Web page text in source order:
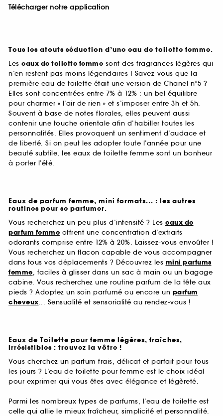
Télécharger notre application
Tous les atouts séduction d’une eau de toilette femme.
Les eaux de toilette femme sont des fragrances légères qui
n’en restent pas moins légendaires ! Savez-vous que la
première eau de toilette était une version de Chanel n°5 ?
Elles sont concentrées entre 7% à 12% : un bel équilibre
pour charmer « l’air de rien » et s’imposer entre 3h et 5h.
Souvent à base de notes florales, elles peuvent aussi
contenir une touche orientale afin d’habiller toutes les
personnalités. Elles provoquent un sentiment d’audace et
de liberté. Si on peut les adopter toute l’année pour une
beauté subtile, les eaux de toilette femme sont un bonheur
à porter l’été.
Eaux de parfum femme, mini formats... : les autres
routines pour se parfumer.
Vous recherchez un peu plus d’intensité ? Les eaux de
parfum femme offrent une concentration d’extraits
odorants comprise entre 12% à 20%. Laissez-vous envoûter !
Vous recherchez un flacon capable de vous accompagner
dans tous vos déplacements ? Découvrez les mini parfums
femme, faciles à glisser dans un sac à main ou un bagage
cabine. Vous recherchez une routine parfum de la tête aux
pieds ? Adoptez un soin parfumé ou encore un parfum
cheveux... Sensualité et sensorialité au rendez-vous !
Eaux de Toilette pour femme légères, fraîches,
irrésistibles : trouvez la vôtre !
Vous cherchez un parfum frais, délicat et parfait pour tous
les jours ? L’eau de toilette pour femme est le choix idéal
pour exprimer qui vous êtes avec élégance et légèreté.
Parmi les nombreux types de parfums, l’eau de toilette est
celle qui allie le mieux fraîcheur, simplicité et personnalité.